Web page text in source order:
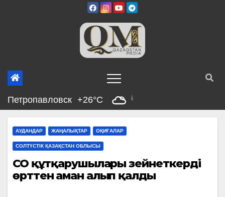
Петропавловск +26°C
АУДАНДАР ЖАҢАЛЫҚТАР ОҚИҒАЛАР
СОЛТҮСТІК ҚАЗАҚСТАН ОБЛЫСЫ
СҚО құтқарушылары зейнеткерді
өрттен аман алып қалды